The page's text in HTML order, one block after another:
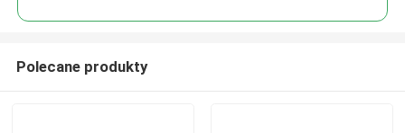
Polecane produkty